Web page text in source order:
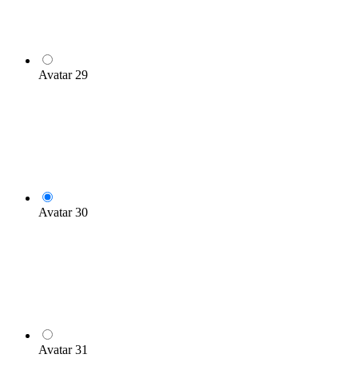
Avatar 29
Avatar 30
Avatar 31